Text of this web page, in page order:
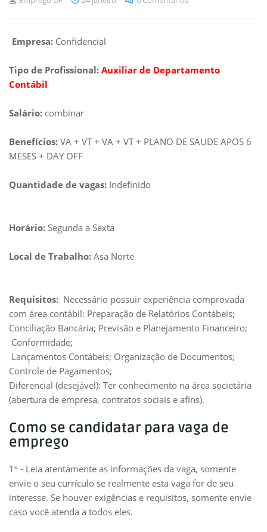
Empresa: Confidencial
Tipo de Profissional: Auxiliar de Departamento
Contábil
Salário: combinar
Benefícios: VA + VT + VA + VT + PLANO DE SAUDE APOS 6
MESES + DAY OFF
Quantidade de vagas: Indefinido
Horário: Segunda a Sexta
Local de Trabalho: Asa Norte
Requisitos: Necessário possuir experiência comprovada
com área contábil: Preparação de Relatórios Contábeis;
Conciliação Bancária; Previsão e Planejamento Financeiro;
Conformidade;
Lançamentos Contábeis; Organização de Documentos;
Controle de Pagamentos;
Diferencial (desejável): Ter conhecimento na área societária
(abertura de empresa, contratos sociais e afins).
Como se candidatar para vaga de
emprego
1º - Leia atentamente as informações da vaga, somente
envie o seu currículo se realmente esta vaga for de seu
interesse. Se houver exigências e requisitos, somente envie
caso você atenda a todos eles.